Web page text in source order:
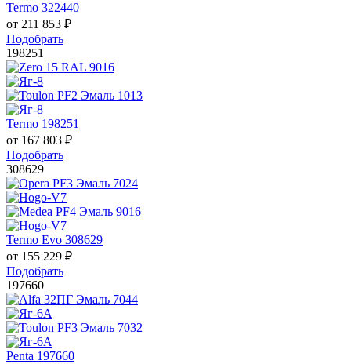
Termo 322440
от 211 853 ₽
Подобрать
198251
Termo 198251
от 167 803 ₽
Подобрать
308629
Termo Evo 308629
от 155 229 ₽
Подобрать
197660
Penta 197660